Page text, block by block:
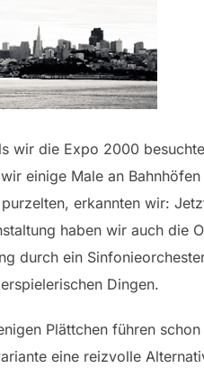
wir die Expo 2000
einige Male an
erkannten wir:
haben wir auch die
durch ein
Dingen.
Plättchen führen
eine reizvolle